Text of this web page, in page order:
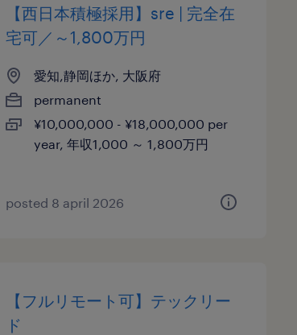
【西日本積極採用】sre | 完全在
宅可／～1,800万円
愛知,静岡ほか, 大阪府
permanent
¥10,000,000 - ¥18,000,000 per
year, 年収1,000 ～ 1,800万円
posted 8 april 2026
【フルリモート可】テックリー
ド